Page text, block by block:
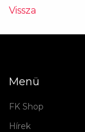
Vissza
Menü
FK Shop
Hírek